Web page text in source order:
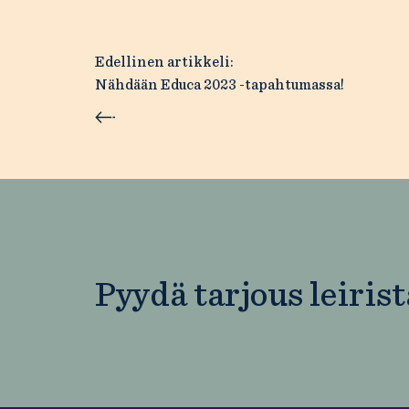
Artikkelien
Edellinen artikkeli:
Nähdään Educa 2023 -tapahtumassa!
Pyydä tarjous